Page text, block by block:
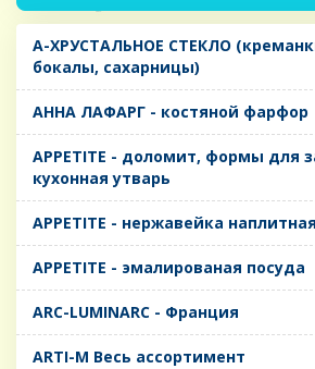
A-ХРУСТАЛЬНОЕ СТЕКЛО
бокалы, сахарницы)
AHHA ЛАФАРГ - костяной фарфор
APPETITE - доломит, формы для
кухонная утварь
APPETITE - нержавейка
APPETITE - эмалированая посуда
ARC-LUMINARC - Франция
ARTI-M Весь ассортимент